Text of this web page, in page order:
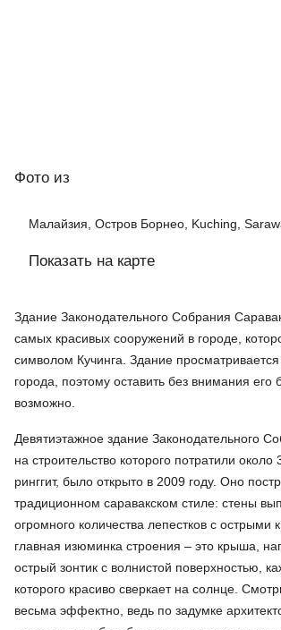
Фото из
Малайзия, Остров Борнео, Kuching,
Показать на карте
Здание Законодательного Собрания
самых красивых сооружений в городе,
символом Кучинга. Здание просматривается
города, поэтому оставить без внимания его
возможно.
Девятиэтажное здание Законодательного
на строительство которого потратили
ринггит, было открыто в 2009 году. Оно
традиционном саравакском стиле: стены
огромного количества лепестков с острыми
главная изюминка строения – это крыша,
острый зонтик с волнистой поверхностью,
которого красиво сверкает на солнце.
весьма эффектно, ведь по задумке